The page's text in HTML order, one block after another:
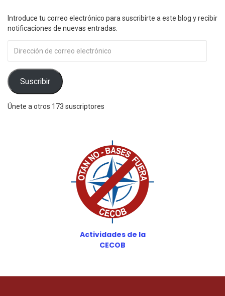
Introduce tu correo electrónico para suscribirte a este blog y recibir
notificaciones de nuevas entradas.
de
electrónico
Suscribir
Únete a otros 173 suscriptores
Actividades de la
CECOB